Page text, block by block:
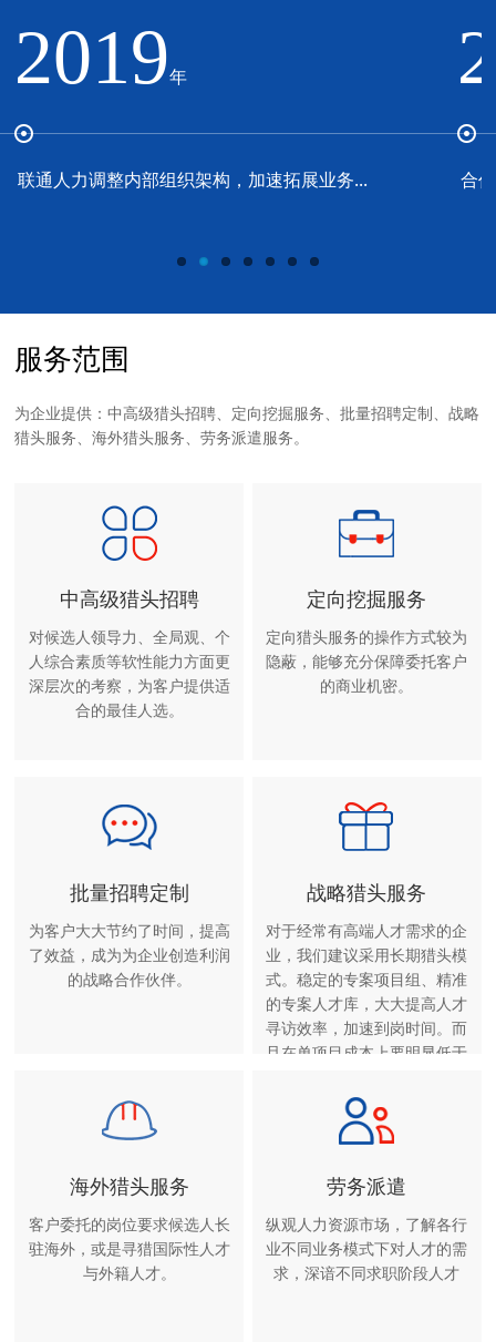
2019年
联通人力调整内部组织架构，加速拓展业务... 合
服务范围
为企业提供：中高级猎头招聘、定向挖掘服务、批量招聘定制、战略
猎头服务、海外猎头服务、劳务派遣服务。
中高级猎头招聘
对候选人领导力、全局观、个
人综合素质等软性能力方面更
深层次的考察，为客户提供适
合的最佳人选。
定向挖掘服务
定向猎头服务的操作方式较为
隐蔽，能够充分保障委托客户
的商业机密。
批量招聘定制
为客户大大节约了时间，提高
了效益，成为为企业创造利润
的战略合作伙伴。
战略猎头服务
对于经常有高端人才需求的企
业，我们建议采用长期猎头模
式。稳定的专案项目组、精准
的专案人才库，大大提高人才
寻访效率，加速到岗时间。而
且在单项目成本上要明显低于
海外猎头服务
客户委托的岗位要求候选人长
驻海外，或是寻猎国际性人才
与外籍人才。
劳务派遣
纵观人力资源市场，了解各行
业不同业务模式下对人才的需
求，深谙不同求职阶段人才